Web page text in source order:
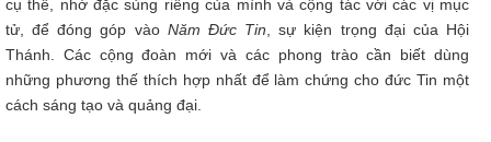
cụ thể, nhờ đặc sủng riêng của mình và cộng tác với các vị mục
tử, để đóng góp vào Năm Đức Tin , sự kiện trọng đại của Hội
Thánh. Các cộng đoàn mới và các phong trào cần biết dùng
những phương thế thích hợp nhất để làm chứng cho đức Tin một
cách sáng tạo và quảng đại.